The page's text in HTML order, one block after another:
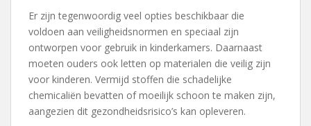
Er zijn tegenwoordig veel opties beschikbaar die
voldoen aan veiligheidsnormen en speciaal zijn
ontworpen voor gebruik in kinderkamers. Daarnaast
moeten ouders ook letten op materialen die veilig zijn
voor kinderen. Vermijd stoffen die schadelijke
chemicaliën bevatten of moeilijk schoon te maken zijn,
aangezien dit gezondheidsrisico’s kan opleveren.